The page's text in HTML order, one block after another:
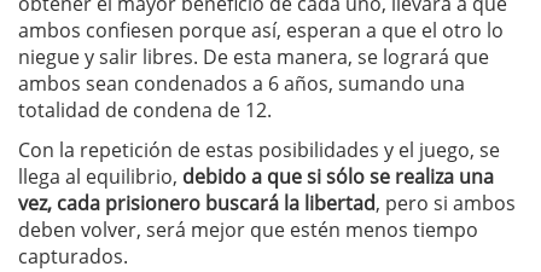
ambos confiesen porque así, esperan a que el otro lo
niegue y salir libres. De esta manera, se logrará que
ambos sean condenados a 6 años, sumando una
totalidad de condena de 12.
Con la repetición de estas posibilidades y el juego, se
llega al equilibrio, debido a que si sólo se realiza una
vez, cada prisionero buscará la libertad, pero si ambos
deben volver, será mejor que estén menos tiempo
capturados.